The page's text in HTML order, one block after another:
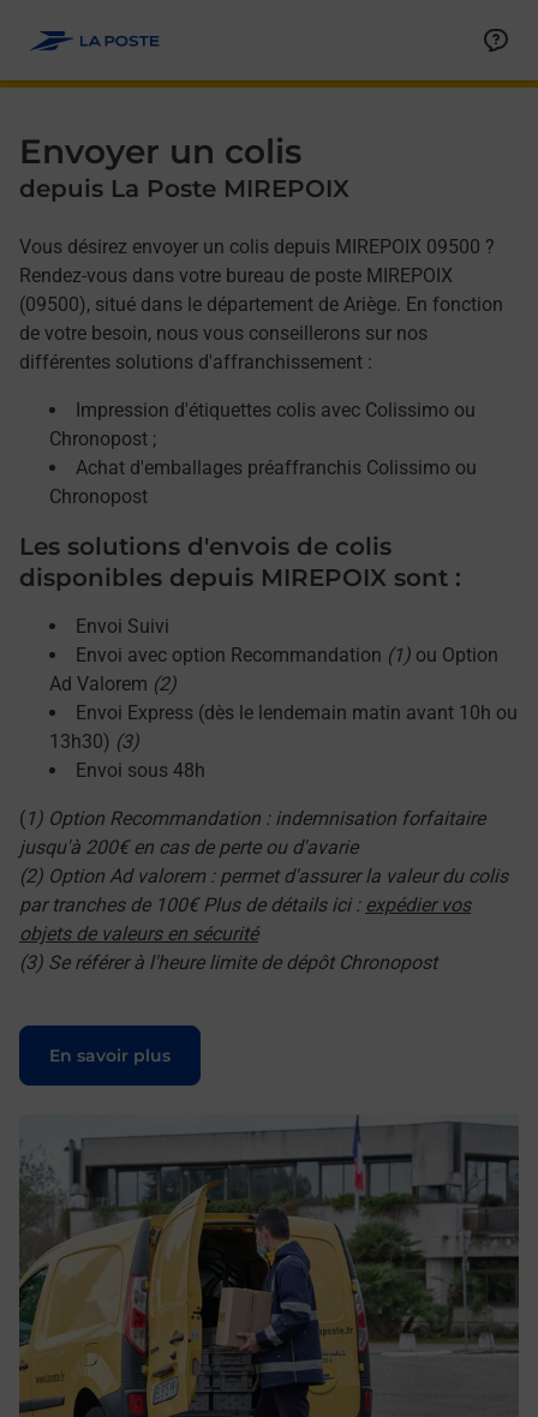
Envoyer un colis
depuis La Poste MIREPOIX
Vous désirez envoyer un colis depuis MIREPOIX 09500 ?
Rendez-vous dans votre bureau de poste MIREPOIX
(09500), situé dans le département de Ariège. En fonction
de votre besoin, nous vous conseillerons sur nos
différentes solutions d'affranchissement :
Impression d'étiquettes colis avec Colissimo ou
Chronopost ;
Achat d'emballages préaffranchis Colissimo ou
Chronopost
Les solutions d'envois de colis
disponibles depuis MIREPOIX sont :
Envoi Suivi
Envoi avec option Recommandation (1) ou Option
Ad Valorem (2)
Envoi Express (dès le lendemain matin avant 10h ou
13h30) (3)
Envoi sous 48h
( 1) Option Recommandation : indemnisation forfaitaire
jusqu'à 200€ en cas de perte ou d'avarie
(2) Option Ad valorem : permet d'assurer la valeur du colis
par tranches de 100€ Plus de détails ici : expédier vos
objets de valeurs en sécurité
(3) Se référer à l'heure limite de dépôt Chronopost
En savoir plus
Le lien s'ouvre dans un nouvel onglet